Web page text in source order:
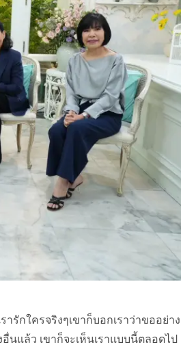
รักใครจริงๆเขาก็บอกเราว่าขออย่าง
นแล้ว เขาก็จะเห็นเราแบบนี้ตลอดไป